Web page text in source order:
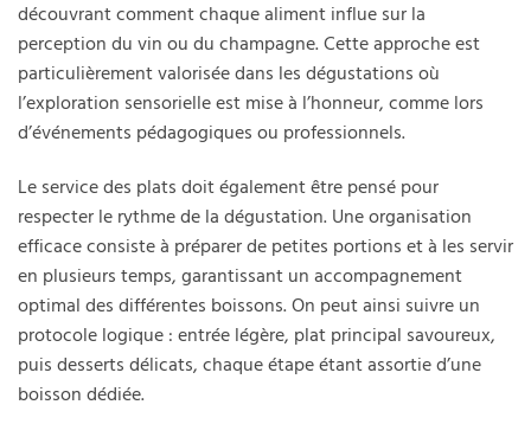
découvrant comment chaque aliment influe sur la
perception du vin ou du champagne. Cette approche est
particulièrement valorisée dans les dégustations où
l’exploration sensorielle est mise à l’honneur, comme lors
d’événements pédagogiques ou professionnels.
Le service des plats doit également être pensé pour
respecter le rythme de la dégustation. Une organisation
efficace consiste à préparer de petites portions et à les servir
en plusieurs temps, garantissant un accompagnement
optimal des différentes boissons. On peut ainsi suivre un
protocole logique : entrée légère, plat principal savoureux,
puis desserts délicats, chaque étape étant assortie d’une
boisson dédiée.